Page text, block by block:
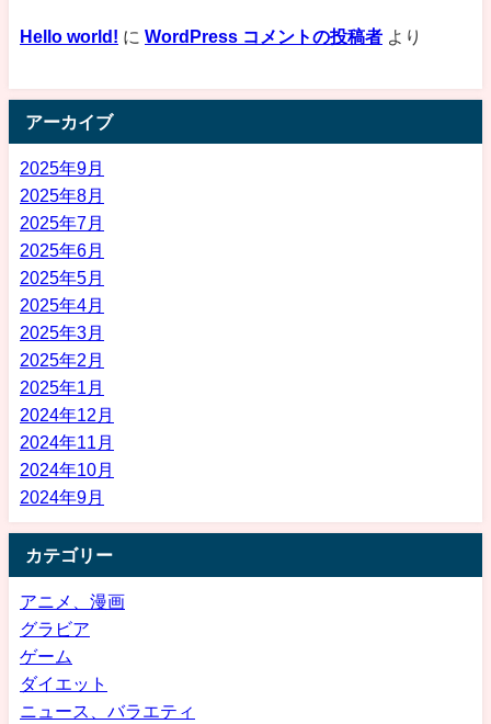
Hello world! に WordPress コメントの投稿者 より
アーカイブ
2025年9月
2025年8月
2025年7月
2025年6月
2025年5月
2025年4月
2025年3月
2025年2月
2025年1月
2024年12月
2024年11月
2024年10月
2024年9月
カテゴリー
アニメ、漫画
グラビア
ゲーム
ダイエット
ニュース、バラエティ